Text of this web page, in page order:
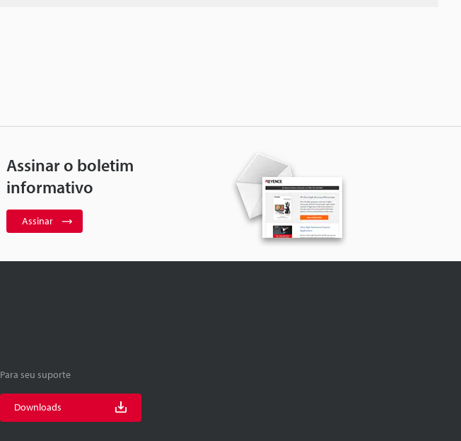
Assinar o boletim
informativo
Assinar
Para seu suporte
Downloads